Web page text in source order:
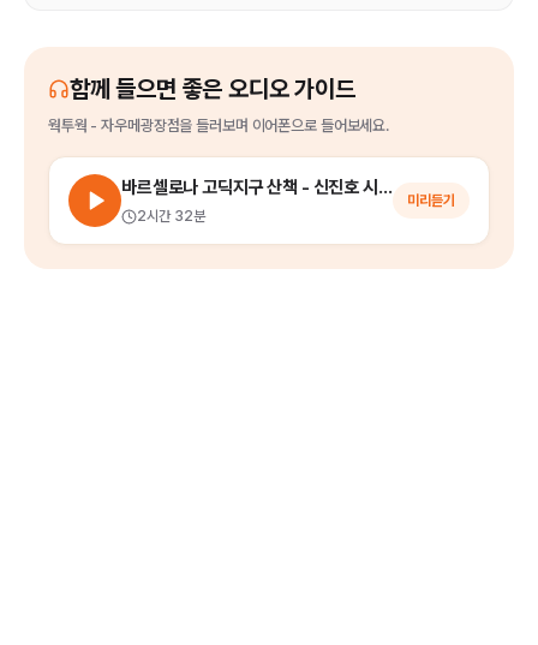
함께 들으면 좋은 오디오 가이드
웍투웍 - 자우메광장점을 들러보며 이어폰으로 들어보세요.
바르셀로나 고딕지구 산책 - 신진호 시인과 함께 걷는 인문산책 시리즈
2시간 32분
미리듣기